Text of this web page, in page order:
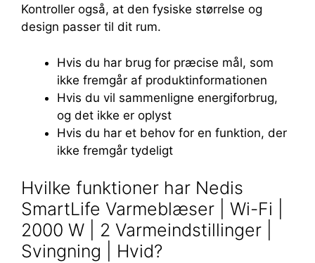
Kontroller også, at den fysiske størrelse og
design passer til dit rum.
Hvis du har brug for præcise mål, som
ikke fremgår af produktinformationen
Hvis du vil sammenligne energiforbrug,
og det ikke er oplyst
Hvis du har et behov for en funktion, der
ikke fremgår tydeligt
Hvilke funktioner har Nedis
SmartLife Varmeblæser | Wi-Fi |
2000 W | 2 Varmeindstillinger |
Svingning | Hvid?